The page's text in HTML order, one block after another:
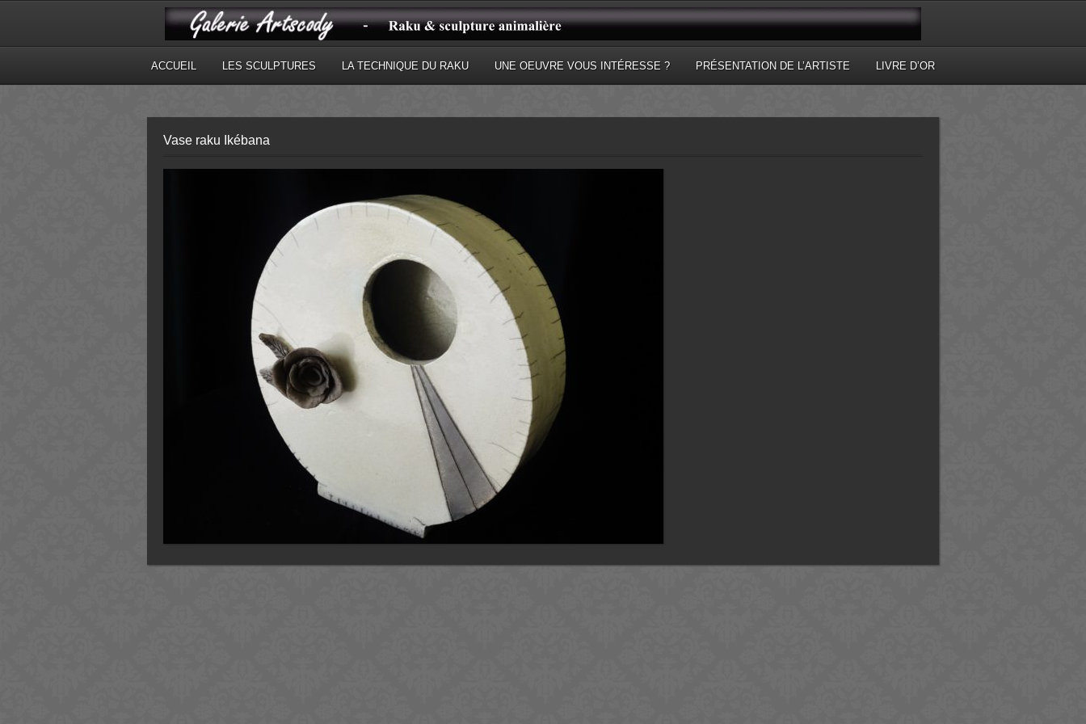
ACCUEIL LES SCULPTURES LA TECHNIQUE DU RAKU UNE OEUVRE VOUS INTÉRESSE ? PRÉSENTATION DE L’ARTISTE LIVRE D’OR
Vase raku Ikébana